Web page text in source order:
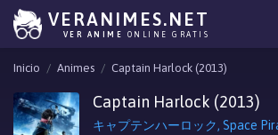
VERANIMES.NET
VER ANIME ONLINE GRATIS
Inicio Animes Captain Harlock (2013)
Captain Harlock (2013)